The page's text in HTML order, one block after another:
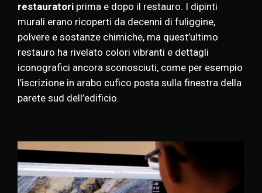
restauratori prima e dopo il restauro. I dipinti
murali erano ricoperti da decenni di fuliggine,
polvere e sostanze chimiche, ma quest’ultimo
restauro ha rivelato colori vibranti e dettagli
iconografici ancora sconosciuti, come per esempio
l’iscrizione in arabo cufico posta sulla finestra della
parete sud dell’edificio.